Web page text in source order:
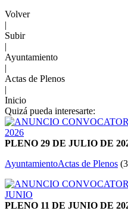
Volver
|
Subir
|
Ayuntamiento
|
Actas de Plenos
|
Inicio
Quizá pueda interesarte:
PLENO 29 DE JULIO DE
AyuntamientoActas de Plenos (
PLENO 11 DE JUNIO DE